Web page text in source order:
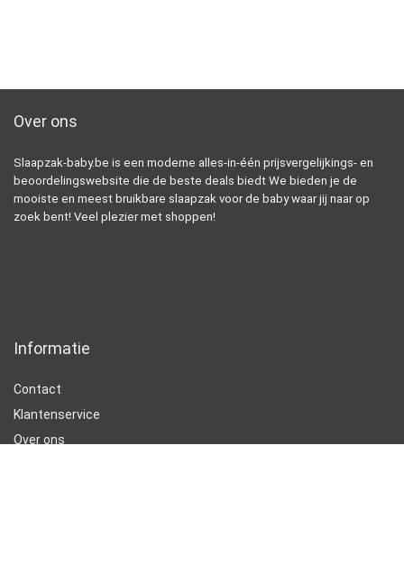
Over ons
Slaapzak-baby.be is een moderne alles-in-één prijsvergelijkings- en
beoordelingswebsite die de beste deals biedt We bieden je de
mooiste en meest bruikbare slaapzak voor de baby waar jij naar op
zoek bent! Veel plezier met shoppen!
Informatie
Contact
Klantenservice
Over ons